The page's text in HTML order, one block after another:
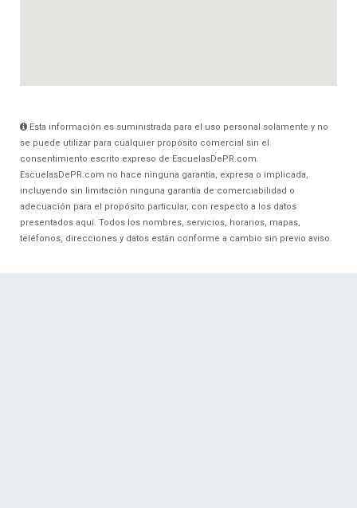
Esta información es suministrada para el uso personal solamente y no
se puede utilizar para cualquier propósito comercial sin el
consentimiento escrito expreso de EscuelasDePR.com.
EscuelasDePR.com no hace ninguna garantía, expresa o implicada,
incluyendo sin limitación ninguna garantía de comerciabilidad o
adecuación para el propósito particular, con respecto a los datos
presentados aquí. Todos los nombres, servicios, horarios, mapas,
teléfonos, direcciones y datos están conforme a cambio sin previo aviso.